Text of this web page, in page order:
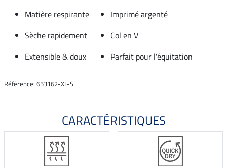
Matière respirante
Imprimé argenté
Sèche rapidement
Col en V
Extensible & doux
Parfait pour l'équitation
Référence: 653162-XL-S
CARACTÉRISTIQUES